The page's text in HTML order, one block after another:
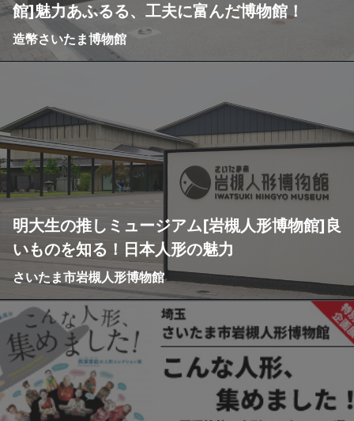
館]魅力あふるる、工夫に富んだ博物館！
造幣さいたま博物館
明大生の推しミュージアム[岩槻人形博物館]良
いものを知る！日本人形の魅力
さいたま市岩槻人形博物館